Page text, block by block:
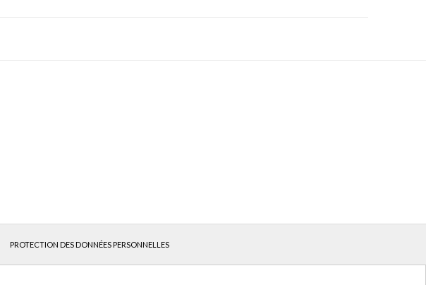
PROTECTION DES DONNÉES PERSONNELLES